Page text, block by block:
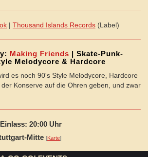
| Thousand Islands Records (Label)
Making Friends | Skate-Punk-
Melodycore & Hardcore
es noch 90's Style Melodycore, Hardcore
Konserve auf die Ohren geben, und zwar
Einlass: 20:00 Uhr
-Mitte [Karte]